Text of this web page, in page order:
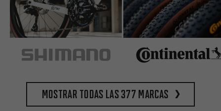
Mostrar todas las 377 marcas